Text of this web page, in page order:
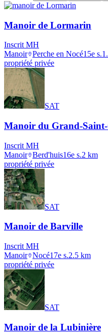
Manoir de Lormarin
Inscrit MH
Manoir Perche en Nocé15e s.
propriété privée
SAT
Manoir du Grand-
Inscrit MH
Manoir Berd'huis16e s.2 km
propriété privée
SAT
Manoir de Barville
Inscrit MH
Manoir Nocé17e s.2.5 km
propriété privée
SAT
Manoir de la Lubinière